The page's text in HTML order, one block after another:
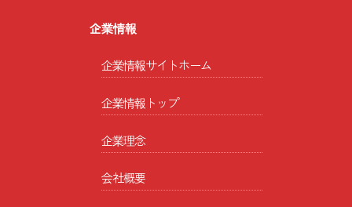
企業情報
企業情報サイトホーム
企業情報トップ
企業理念
会社概要